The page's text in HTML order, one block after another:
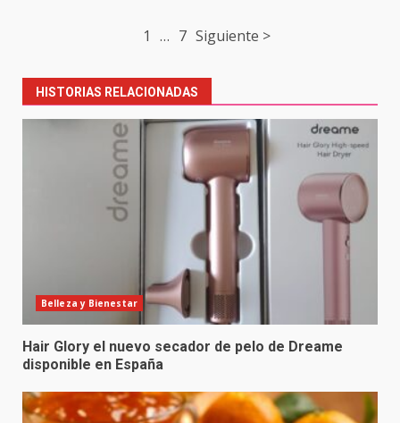
1 … 7 Siguiente >
HISTORIAS RELACIONADAS
Belleza y Bienestar
Hair Glory el nuevo secador de pelo de Dreame
disponible en España